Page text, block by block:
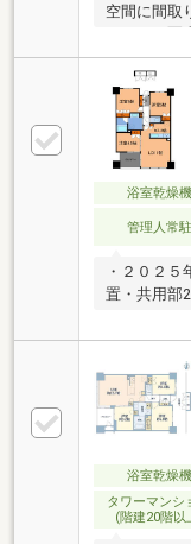
空間に間取
当たりや周
を、ぜひ
った住ま
か思いま
お気軽に
カスやあべ
は、てん
気軽に足
まで徒歩6
浴室乾燥機
管理人常駐
・２０２
置・共用部
ー）・ペッ
積はバルコ
浴室乾燥機
タワーマンシ
(階建20階以